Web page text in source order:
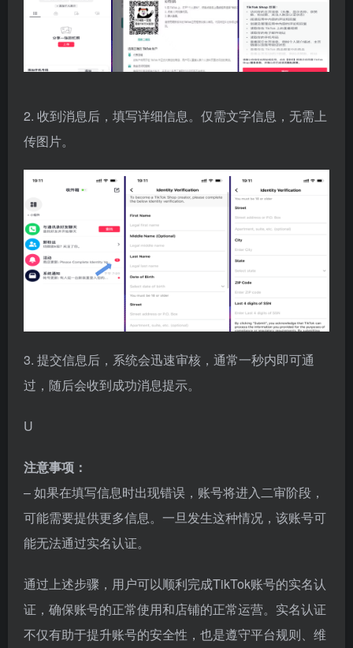
2. 收到消息后，填写详细信息。仅需文字信息，无需上
传图片。
3. 提交信息后，系统会迅速审核，通常一秒内即可通
过，随后会收到成功消息提示。
U
注意事项：
– 如果在填写信息时出现错误，账号将进入二审阶段，
可能需要提供更多信息。一旦发生这种情况，该账号可
能无法通过实名认证。
通过上述步骤，用户可以顺利完成TikTok账号的实名认
证，确保账号的正常使用和店铺的正常运营。实名认证
不仅有助于提升账号的安全性，也是遵守平台规则、维